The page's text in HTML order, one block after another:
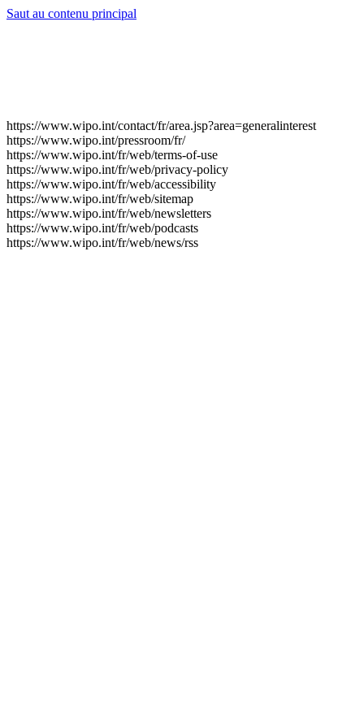
Saut au contenu principal
https://www.wipo.int/contact/fr/area.jsp?area=generalinterest
https://www.wipo.int/pressroom/fr/
https://www.wipo.int/fr/web/terms-of-use
https://www.wipo.int/fr/web/privacy-policy
https://www.wipo.int/fr/web/accessibility
https://www.wipo.int/fr/web/sitemap
https://www.wipo.int/fr/web/newsletters
https://www.wipo.int/fr/web/podcasts
https://www.wipo.int/fr/web/news/rss